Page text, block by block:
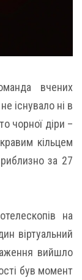
вчених
існувало ні в
чорної діри –
кільцем
за 27
на
віртуальний
вийшло
був момент